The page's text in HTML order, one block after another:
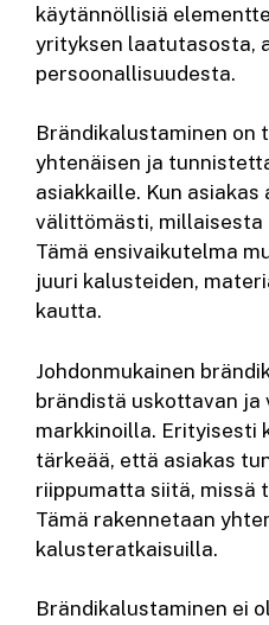
käytännöllisiä
yrityksen laatutasosta,
persoonallisuudesta.
Brändikalustaminen on
yhtenäisen ja
asiakkaille. Kun
välittömästi, millaisesta
Tämä ensivaikutelma
juuri kalusteiden,
kautta.
Johdonmukainen
brändistä uskottavan ja
markkinoilla. Erityisesti
tärkeää, että asiakas
riippumatta siitä, missä
Tämä rakennetaan
kalusteratkaisuilla.
Brändikalustaminen ei